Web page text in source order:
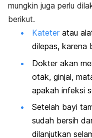
mungkin juga perlu
berikut.
Kateter atau
dilepas, karena
Dokter akan
otak, ginjal,
apakah infeksi
Setelah bayi
sudah bersih
dilanjutkan